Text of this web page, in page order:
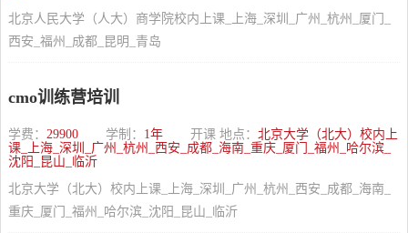
北京人民大学（人大）商学院校内上课_上海_深圳_广州_杭州_厦门_
西安_福州_成都_昆明_青岛
cmo训练营培训
学费： 29900 学制： 1年 开课 地点： 北京大学（北大）校内上
课_上海_深圳_广州_杭州_西安_成都_海南_重庆_厦门_福州_哈尔滨_
沈阳_昆山_临沂
北京大学（北大）校内上课_上海_深圳_广州_杭州_西安_成都_海南_
重庆_厦门_福州_哈尔滨_沈阳_昆山_临沂